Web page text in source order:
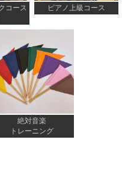
コース
ピアノ上級コース
絶対音楽
トレーニング